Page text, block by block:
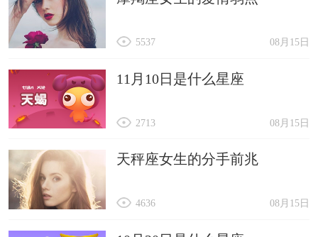
08月15日
5537
11月10日是什么星座
08月15日
2713
天秤座女生的分手前兆
08月15日
4636